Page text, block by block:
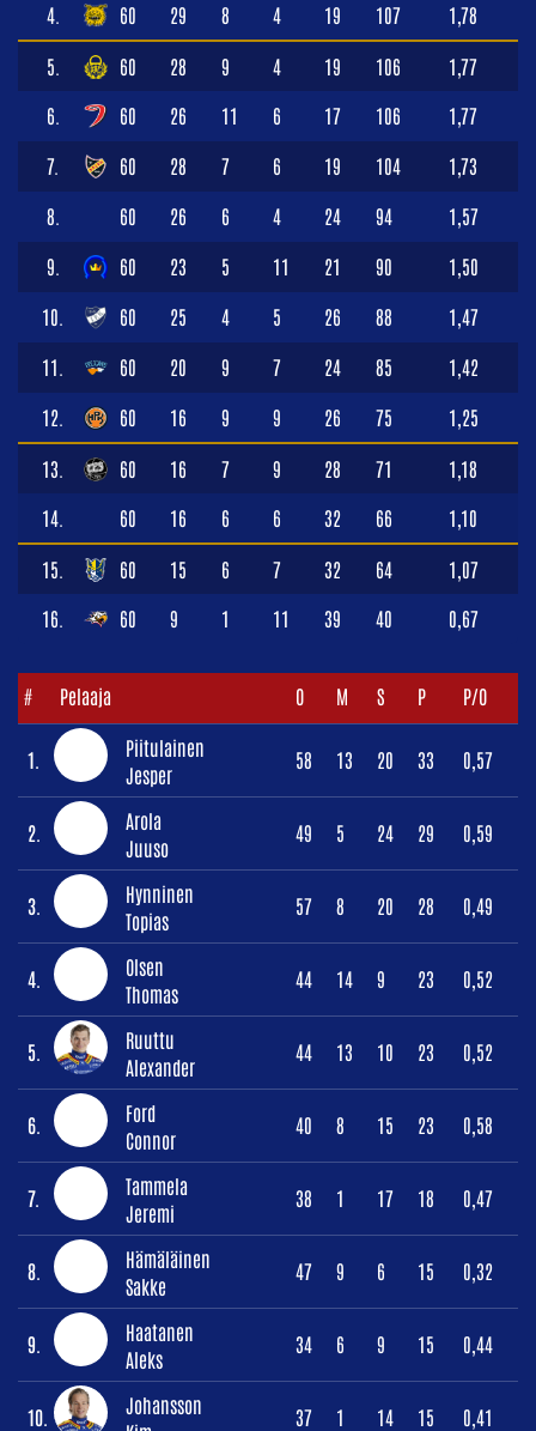
4. 60 29 8 4 19 107 1,78
5. 60 28 9 4 19 106 1,77
6. 60 26 11 6 17 106 1,77
7. 60 28 7 6 19 104 1,73
8. 60 26 6 4 24 94 1,57
9. 60 23 5 11 21 90 1,50
10. 60 25 4 5 26 88 1,47
11. 60 20 9 7 24 85 1,42
12. 60 16 9 9 26 75 1,25
13. 60 16 7 9 28 71 1,18
14. 60 16 6 6 32 66 1,10
15. 60 15 6 7 32 64 1,07
16. 60 9 1 11 39 40 0,67
# Pelaaja O M S P P/O
1.
Piitulainen
Jesper
58 13 20 33 0,57
2.
Arola
Juuso
49 5 24 29 0,59
3.
Hynninen
Topias
57 8 20 28 0,49
4.
Olsen
Thomas
44 14 9 23 0,52
5.
Ruuttu
Alexander
44 13 10 23 0,52
6.
Ford
Connor
40 8 15 23 0,58
7.
Tammela
Jeremi
38 1 17 18 0,47
8.
Hämäläinen
Sakke
47 9 6 15 0,32
9.
Haatanen
Aleks
34 6 9 15 0,44
10.
Johansson
37 1 14 15 0,41